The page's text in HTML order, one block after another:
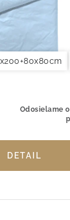
na
Odosielame
DETAIL